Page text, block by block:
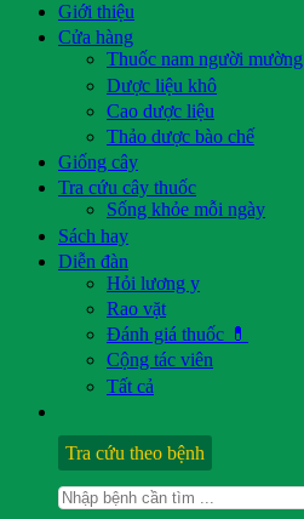
Giới thiệu
Cửa hàng
Thuốc nam người mường
Dược liệu khô
Cao dược liệu
Thảo dược bào chế
Giống cây
Tra cứu cây thuốc
Sống khỏe mỗi ngày
Sách hay
Diễn đàn
Hỏi lương y
Rao vặt
Đánh giá thuốc 💊
Cộng tác viên
Tất cả
Tra cứu theo bệnh